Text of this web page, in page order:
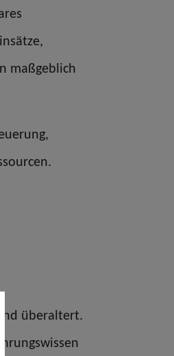
maßgeblich
überaltert.